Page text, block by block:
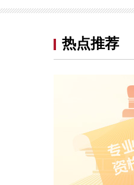
热点推荐